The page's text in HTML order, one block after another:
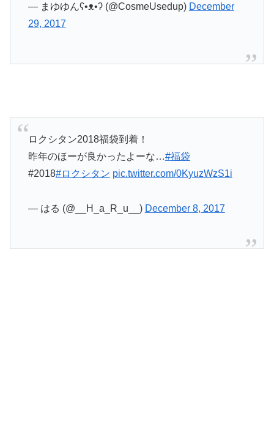
— まゆゆんʕ•ᴥ•ʔ (@CosmeUsedup) December
29, 2017
ロクシタン2018福袋到着！
昨年のほーが良かったよーな…#福袋
#2018#ロクシタン pic.twitter.com/0KyuzWzS1i
— はる (@__H_a_R_u__) December 8, 2017